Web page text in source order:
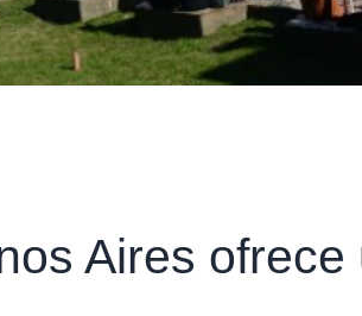
Aires